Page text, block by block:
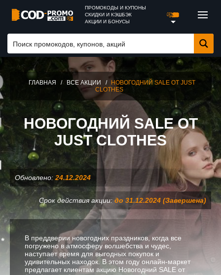
ПРОМОКОДЫ И КУПОНЫ
СКИДКИ И КЭШБЭК
АКЦИИ И БОНУСЫ
ГЛАВНАЯ / ВСЕ АКЦИИ /
НОВОГОДНИЙ SALE ОТ JUST
CLOTHES
НОВОГОДНИЙ SALE ОТ
JUST CLOTHES
Обновлено: 24.12.2024
Срок действия акции: до 31.12.2024 (Завершена)
В преддверии новогодних праздников, когда все
погружено в атмосферу волшебства и чудес,
наступает время для выгодных покупок и
удивительных находок. В этом году онлайн-маркет
предлагает клиентам акцию Новогодний SALE от